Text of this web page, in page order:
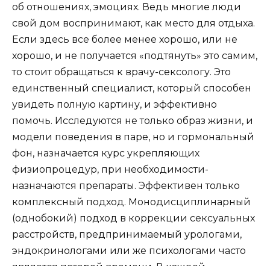
об отношениях, эмоциях. Ведь многие люди
свой дом воспринимают, как место для отдыха.
Если здесь все более менее хорошо, или не
хорошо, и не получается «подтянуть» это самим,
то стоит обращаться к врачу-сексологу. Это
единственный специалист, который способен
увидеть полную картину, и эффективно
помочь. Исследуются не только образ жизни, и
модели поведения в паре, но и гормональный
фон, назначается курс укрепляющих
физиопроцедур, при необходимости-
назначаются препараты. Эффективен только
комплексный подход. Монодисциплинарный
(однобокий) подход в коррекции сексуальных
расстройств, предпринимаемый урологами,
эндокринологами или же психологами часто